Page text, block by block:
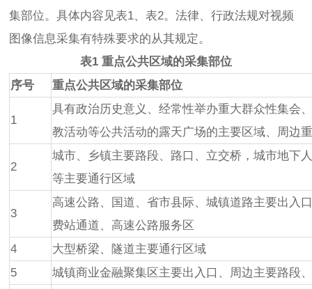
集部位。具体内容见表1、表2。法律、行政法规对视频
图像信息采集有特殊要求的从其规定。
表1 重点公共区域的采集部位
序号
重点公共区域的采集部位
1
具有政治历史意义、经常性举办重大群众性集会
教活动等公共活动的露天广场的主要区域、周边
2
城市、乡镇主要路段、路口、立交桥，城市地下
等主要通行区域
3
高速公路、国道、省市县际、城镇道路主要出入
费站通道、高速公路服务区
4
大型桥梁、隧道主要通行区域
5
城镇商业金融聚集区主要出入口、周边主要路段